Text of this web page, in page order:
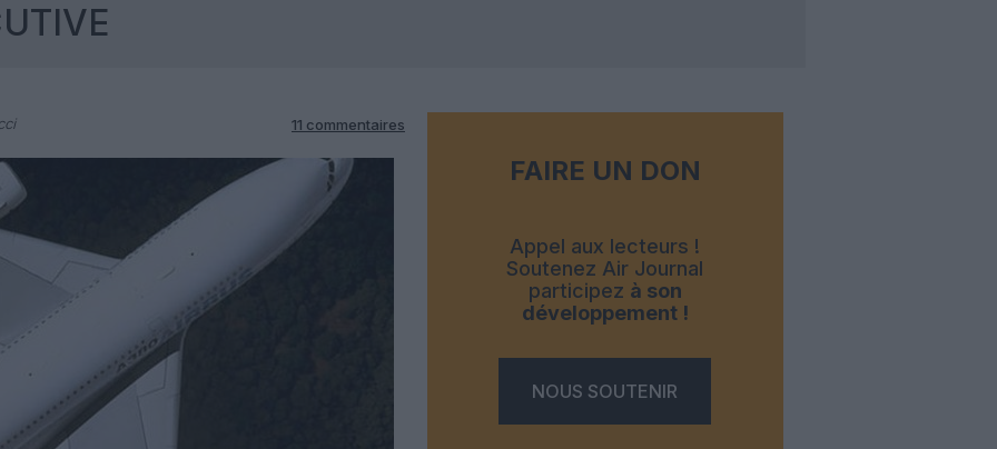
11 commentaires
FAIRE UN DON
Appel aux lecteurs !
Soutenez Air Journal
participez à son
développement !
NOUS SOUTENIR